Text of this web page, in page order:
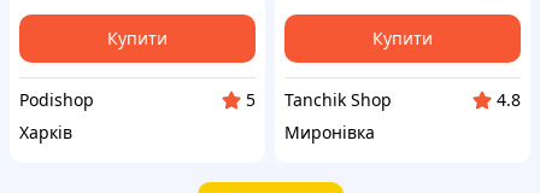
Купити
Podishop
5
Харків
Купити
Tanchik Shop
4.8
Миронівка